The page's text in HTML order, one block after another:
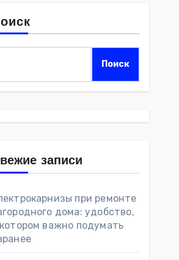
Поиск
записи
при ремонте
дома: удобство,
важно подумать